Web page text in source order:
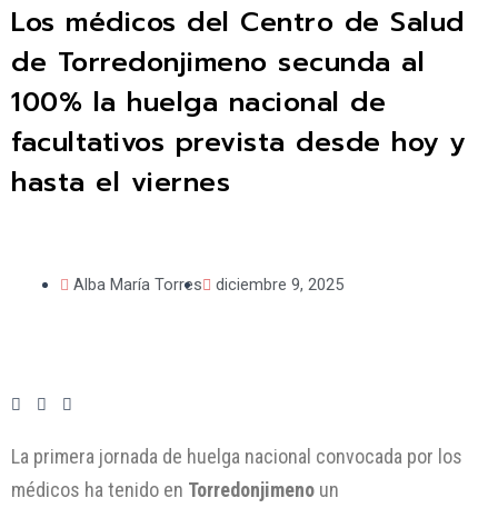
Los médicos del Centro de Salud
de Torredonjimeno secunda al
100% la huelga nacional de
facultativos prevista desde hoy y
hasta el viernes
Alba María Torres diciembre 9, 2025
La primera jornada de huelga nacional convocada por los
médicos ha tenido en Torredonjimeno un